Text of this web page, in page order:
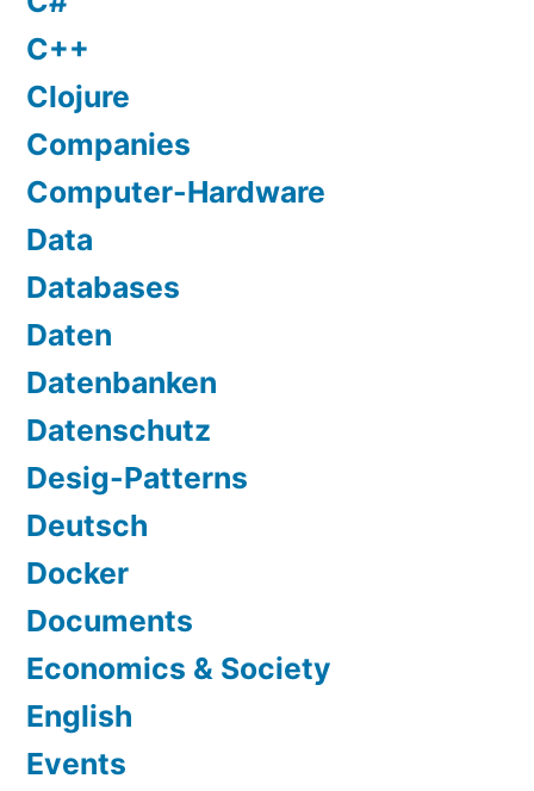
C++
Clojure
Companies
Computer-Hardware
Data
Databases
Daten
Datenbanken
Datenschutz
Desig-Patterns
Deutsch
Docker
Documents
Economics & Society
English
Events